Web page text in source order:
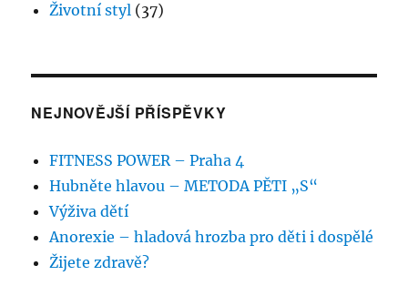
Životní styl (37)
NEJNOVĚJŠÍ PŘÍSPĚVKY
FITNESS POWER – Praha 4
Hubněte hlavou – METODA PĚTI „S“
Výživa dětí
Anorexie – hladová hrozba pro děti i dospělé
Žijete zdravě?